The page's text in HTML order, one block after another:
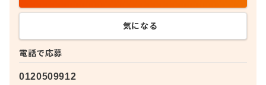
電話で応募
0120509912
気になる